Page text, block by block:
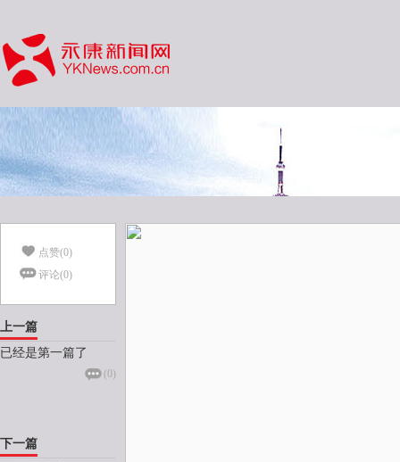
点赞(0)
评论(0)
上一篇
已经是第一篇了
(0)
下一篇